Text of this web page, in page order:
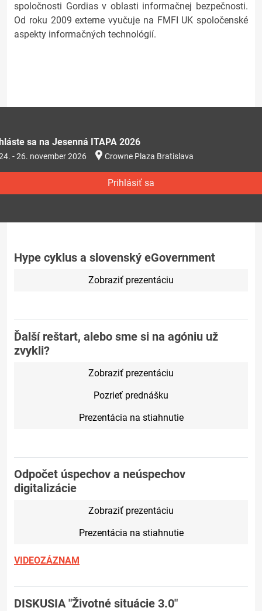
spoločnosti Gordias v oblasti informačnej bezpečnosti.
Od roku 2009 externe vyučuje na FMFI UK spoločenské
aspekty informačných technológií.
sa na Jesenná ITAPA 2026
- 26. november 2026 Crowne Plaza Bratislava
Prihlásiť sa
Hype cyklus a slovenský eGovernment
Zobraziť prezentáciu
Ďalší reštart, alebo sme si na agóniu už
zvykli?
Zobraziť prezentáciu
Pozrieť prednášku
Prezentácia na stiahnutie
Odpočet úspechov a neúspechov
digitalizácie
Zobraziť prezentáciu
Prezentácia na stiahnutie
VIDEOZÁZNAM
DISKUSIA "Životné situácie 3.0"